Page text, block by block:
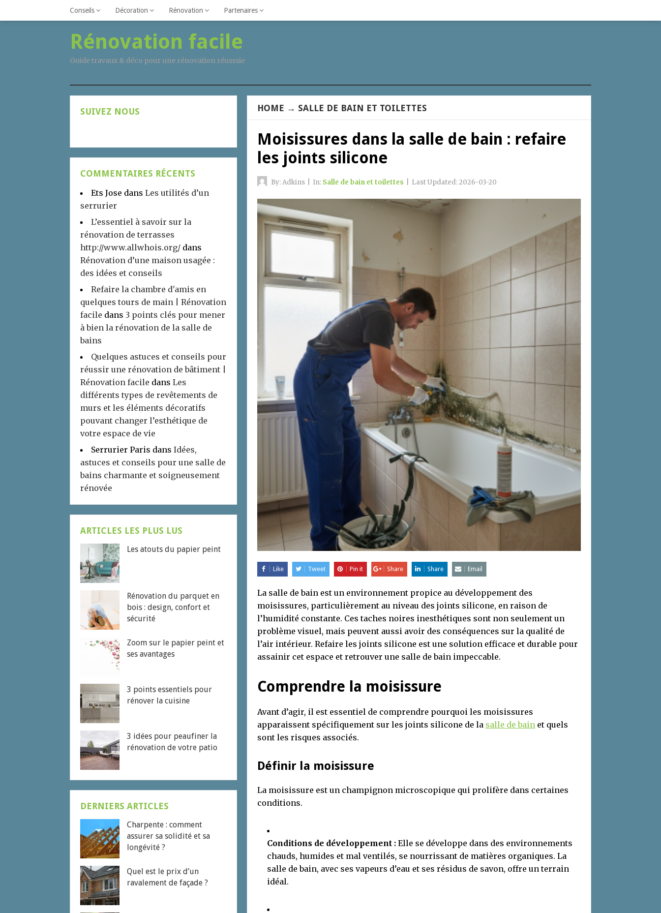
Conseils Décoration Rénovation Partenaires
Rénovation facile
Guide travaux & déco pour une rénovation réusssie
HOME → SALLE DE BAIN ET TOILETTES
Moisissures dans la salle de bain : refaire
les joints silicone
By:Adkins In: Salle de bain et toilettes Last Updated:2026-03-20
Like Tweet Pin it Share Share Email
La salle de bain est un environnement propice au développement des
moisissures, particulièrement au niveau des joints silicone, en raison de
l’humidité constante. Ces taches noires inesthétiques sont non seulement un
problème visuel, mais peuvent aussi avoir des conséquences sur la qualité de
l’air intérieur. Refaire les joints silicone est une solution efficace et durable pour
assainir cet espace et retrouver une salle de bain impeccable.
Comprendre la moisissure
Avant d’agir, il est essentiel de comprendre pourquoi les moisissures
apparaissent spécifiquement sur les joints silicone de la salle de bain et quels
sont les risques associés.
Définir la moisissure
La moisissure est un champignon microscopique qui prolifère dans certaines
conditions.
Conditions de développement : Elle se développe dans des environnements
chauds, humides et mal ventilés, se nourrissant de matières organiques. La
salle de bain, avec ses vapeurs d’eau et ses résidus de savon, offre un terrain
idéal.
SUIVEZ NOUS
COMMENTAIRES RÉCENTS
Ets Jose dans Les utilités d’un
serrurier
L’essentiel à savoir sur la
rénovation de terrasses
http://www.allwhois.org/ dans
Rénovation d’une maison usagée :
des idées et conseils
Refaire la chambre d'amis en
quelques tours de main | Rénovation
facile dans 3 points clés pour mener
à bien la rénovation de la salle de
bains
Quelques astuces et conseils pour
réussir une rénovation de bâtiment |
Rénovation facile dans Les
différents types de revêtements de
murs et les éléments décoratifs
pouvant changer l’esthétique de
votre espace de vie
Serrurier Paris dans Idées,
astuces et conseils pour une salle de
bains charmante et soigneusement
rénovée
ARTICLES LES PLUS LUS
Les atouts du papier peint
Rénovation du parquet en
bois : design, confort et
sécurité
Zoom sur le papier peint et
ses avantages
3 points essentiels pour
rénover la cuisine
3 idées pour peaufiner la
rénovation de votre patio
DERNIERS ARTICLES
Charpente : comment
assurer sa solidité et sa
longévité ?
Quel est le prix d’un
ravalement de façade ?